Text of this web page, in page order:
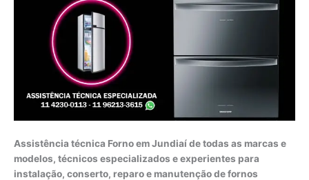
Assistência técnica Forno em Jundiaí de todas as marcas e
modelos, técnicos especializados e experientes para
instalação, conserto, reparo e manutenção de fornos